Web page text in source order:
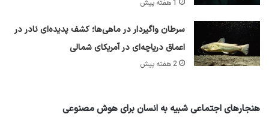
1 هفته پیش
سرطان واگیردار در ماهی‌ها؛ کشف پدیده‌ای نادر در
اعماق دریاچه‌ای در آمریکای شمالی
2 هفته پیش
هنجارهای اجتماعی شبیه به انسان برای هوش مصنوعی